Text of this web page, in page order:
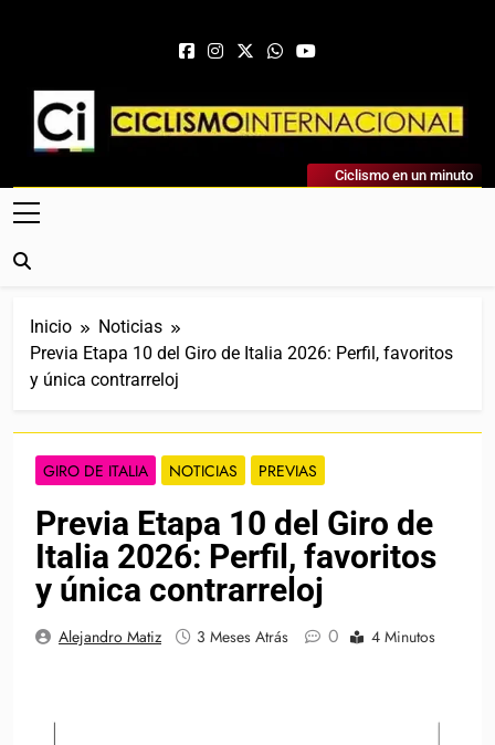
Ciclismo Internacional
Web Dedicada Al Ciclismo Mundial. Entrevistas, Análisis,
Crónicas, Previas Y Más. La Web Ciclista De Referencia.
Ciclismo en un minuto
Inicio
Noticias
Previa Etapa 10 del Giro de Italia 2026: Perfil, favoritos
y única contrarreloj
GIRO DE ITALIA NOTICIAS PREVIAS
Previa Etapa 10 del Giro de
Italia 2026: Perfil, favoritos
y única contrarreloj
Alejandro Matiz 3 Meses Atrás 0 4 Minutos